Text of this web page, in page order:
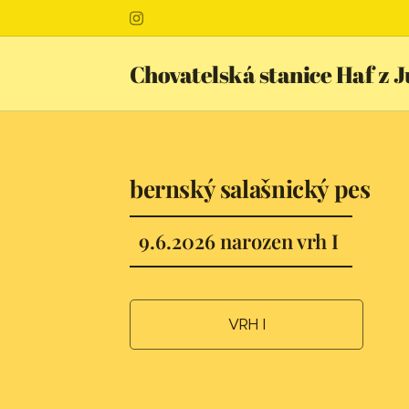
Chovatelská stanice Haf z
bernský salašnický pes
9.6.2026 narozen vrh I
VRH I